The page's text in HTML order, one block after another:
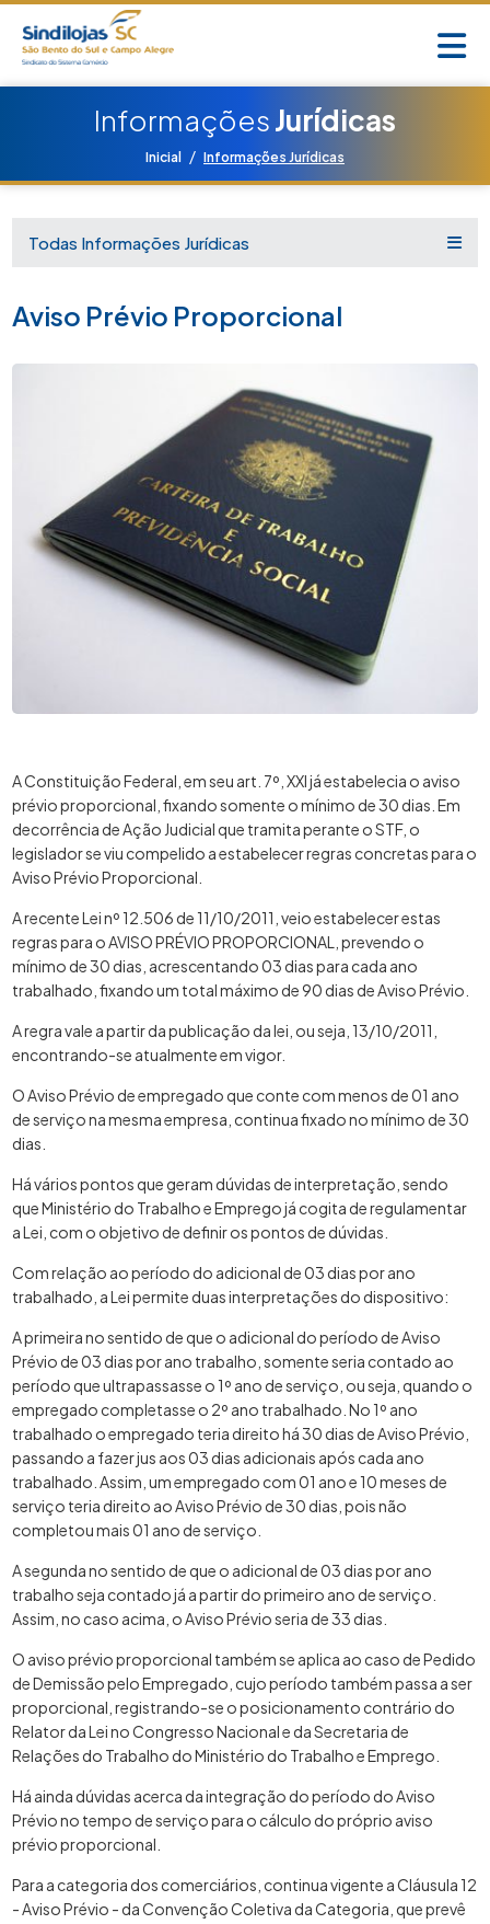
InformaçõesJurídicas
Inicial / Informações Jurídicas
Todas Informações Jurídicas
Aviso Prévio Proporcional
A Constituição Federal, em seu art. 7º, XXI já estabelecia o aviso
prévio proporcional, fixando somente o mínimo de 30 dias. Em
decorrência de Ação Judicial que tramita perante o STF, o
legislador se viu compelido a estabelecer regras concretas para o
Aviso Prévio Proporcional.
A recente Lei nº 12.506 de 11/10/2011, veio estabelecer estas
regras para o AVISO PRÉVIO PROPORCIONAL, prevendo o
mínimo de 30 dias, acrescentando 03 dias para cada ano
trabalhado, fixando um total máximo de 90 dias de Aviso Prévio.
A regra vale a partir da publicação da lei, ou seja, 13/10/2011,
encontrando-se atualmente em vigor.
O Aviso Prévio de empregado que conte com menos de 01 ano
de serviço na mesma empresa, continua fixado no mínimo de 30
dias.
Há vários pontos que geram dúvidas de interpretação, sendo
que Ministério do Trabalho e Emprego já cogita de regulamentar
a Lei, com o objetivo de definir os pontos de dúvidas.
Com relação ao período do adicional de 03 dias por ano
trabalhado, a Lei permite duas interpretações do dispositivo:
A primeira no sentido de que o adicional do período de Aviso
Prévio de 03 dias por ano trabalho, somente seria contado ao
período que ultrapassasse o 1º ano de serviço, ou seja, quando o
empregado completasse o 2º ano trabalhado. No 1º ano
trabalhado o empregado teria direito há 30 dias de Aviso Prévio,
passando a fazer jus aos 03 dias adicionais após cada ano
trabalhado. Assim, um empregado com 01 ano e 10 meses de
serviço teria direito ao Aviso Prévio de 30 dias, pois não
completou mais 01 ano de serviço.
A segunda no sentido de que o adicional de 03 dias por ano
trabalho seja contado já a partir do primeiro ano de serviço.
Assim, no caso acima, o Aviso Prévio seria de 33 dias.
O aviso prévio proporcional também se aplica ao caso de Pedido
de Demissão pelo Empregado, cujo período também passa a ser
proporcional, registrando-se o posicionamento contrário do
Relator da Lei no Congresso Nacional e da Secretaria de
Relações do Trabalho do Ministério do Trabalho e Emprego.
Há ainda dúvidas acerca da integração do período do Aviso
Prévio no tempo de serviço para o cálculo do próprio aviso
prévio proporcional.
Para a categoria dos comerciários, continua vigente a Cláusula 12
- Aviso Prévio - da Convenção Coletiva da Categoria, que prevê